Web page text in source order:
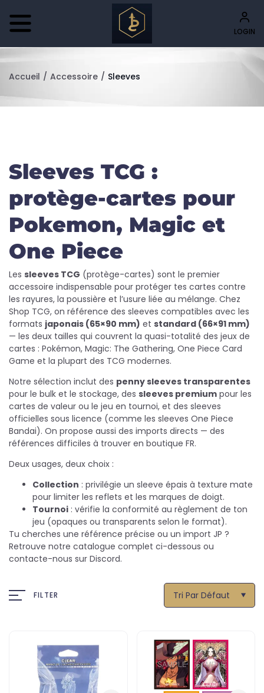
LOGIN
Accueil / Accessoire / Sleeves
Sleeves TCG :
protège-cartes pour
Pokemon, Magic et
One Piece
Les sleeves TCG (protège-cartes) sont le premier
accessoire indispensable pour protéger tes cartes contre
les rayures, la poussière et l’usure liée au mélange. Chez
Shop TCG, on référence des sleeves compatibles avec les
formats japonais (65×90 mm) et standard (66×91 mm)
— les deux tailles qui couvrent la quasi-totalité des jeux de
cartes : Pokémon, Magic: The Gathering, One Piece Card
Game et la plupart des TCG modernes.
Notre sélection inclut des penny sleeves transparentes
pour le bulk et le stockage, des sleeves premium pour les
cartes de valeur ou le jeu en tournoi, et des sleeves
officielles sous licence (comme les sleeves One Piece
Bandai). On propose aussi des imports directs — des
références difficiles à trouver en boutique FR.
Deux usages, deux choix :
Collection : privilégie un sleeve épais à texture mate
pour limiter les reflets et les marques de doigt.
Tournoi : vérifie la conformité au règlement de ton
jeu (opaques ou transparents selon le format).
Tu cherches une référence précise ou un import JP ?
Retrouve notre catalogue complet ci-dessous ou
contacte-nous sur Discord.
FILTER Tri Par Défaut